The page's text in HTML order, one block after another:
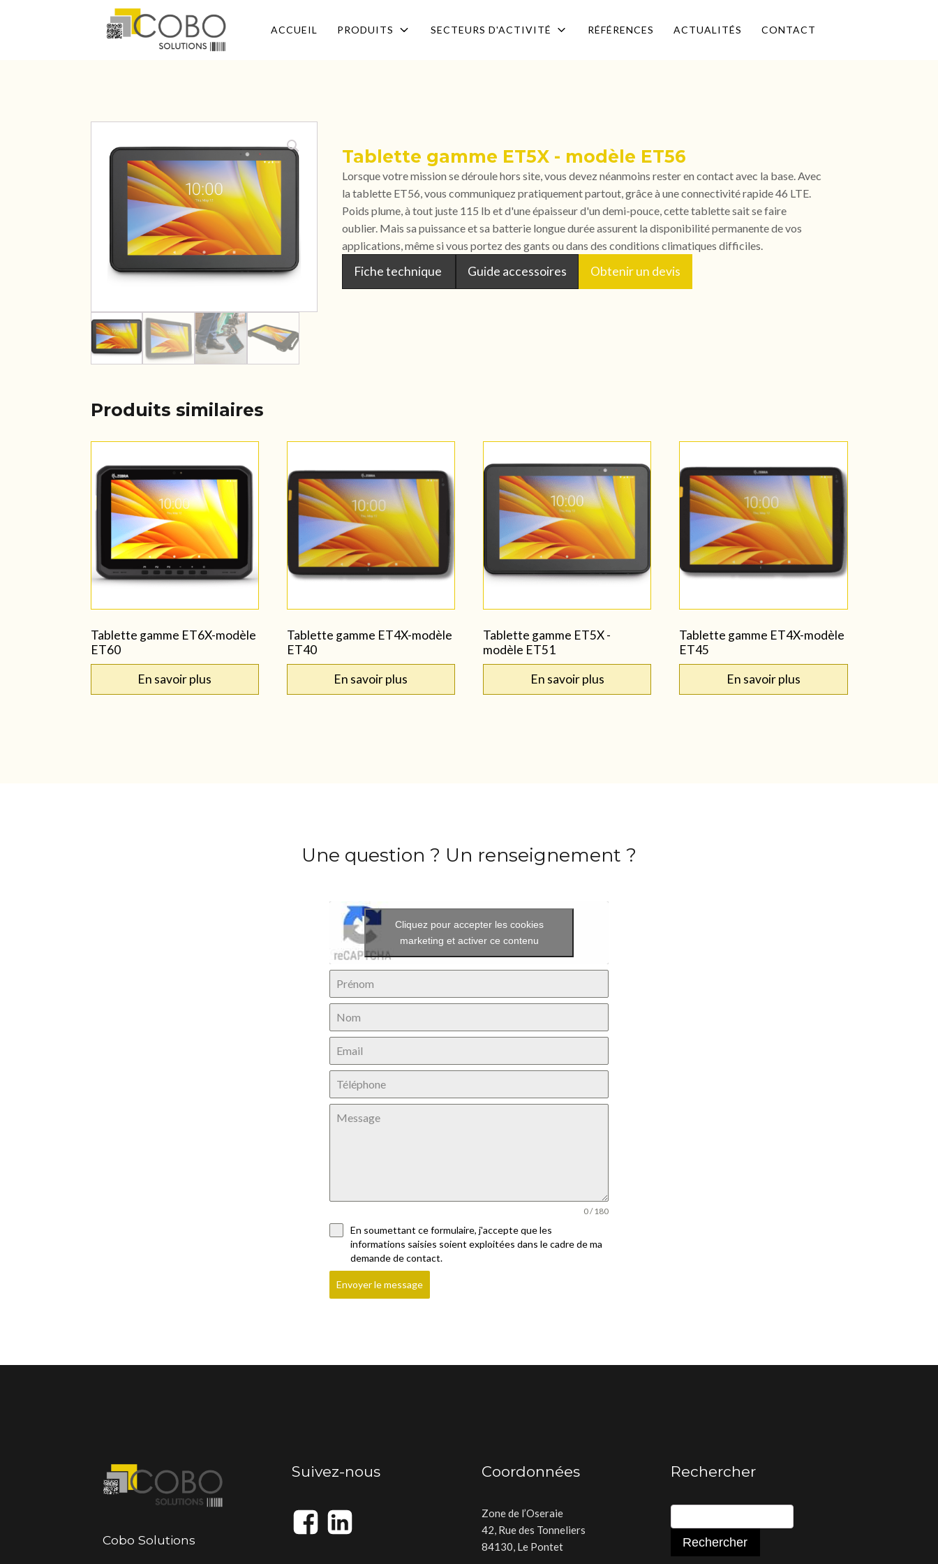
ACCUEIL PRODUITS SECTEURS D'ACTIVITÉ RÉFÉRENCES ACTUALITÉS CONTACT
Tablette gamme ET5X - modèle ET56
Lorsque votre mission se déroule hors site, vous devez néanmoins rester en contact avec la base. Avec
la tablette ET56, vous communiquez pratiquement partout, grâce à une connectivité rapide 46 LTE.
Poids plume, à tout juste 115 lb et d'une épaisseur d'un demi-pouce, cette tablette sait se faire
oublier. Mais sa puissance et sa batterie longue durée assurent la disponibilité permanente de vos
applications, même si vous portez des gants ou dans des conditions climatiques difficiles.
Fiche technique Guide accessoires Obtenir un devis
Produits similaires
Tablette gamme ET6X-modèle
ET60
En savoir plus
Tablette gamme ET4X-modèle
ET40
En savoir plus
Tablette gamme ET5X -
modèle ET51
En savoir plus
Tablette gamme ET4X-modèle
ET45
En savoir plus
Une question ? Un renseignement ?
Cliquez pour accepter les cookies
marketing et activer ce contenu
0 / 180
En soumettant ce formulaire, j'accepte que les
informations saisies soient exploitées dans le cadre de ma
demande de contact.
Envoyer le message
Cobo Solutions
Suivez-nous Coordonnées
Zone de l’Oseraie
42, Rue des Tonneliers
84130, Le Pontet
Rechercher